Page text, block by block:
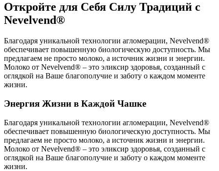
Откройте для Себя Силу Традиций с
Nevelvend®
Благодаря уникальной технологии агломерации, Nevelvend®
обеспечивает повышенную биологическую доступность. Мы
предлагаем не просто молоко, а источник жизни и энергии.
Молоко от Nevelvend® – это эликсир здоровья, созданный с
оглядкой на Ваше благополучие и заботу о каждом моменте
жизни.
Энергия Жизни в Каждой Чашке
Благодаря уникальной технологии агломерации, Nevelvend®
обеспечивает повышенную биологическую доступность. Мы
предлагаем не просто молоко, а источник жизни и энергии.
Молоко от Nevelvend® – это эликсир здоровья, созданный с
оглядкой на Ваше благополучие и заботу о каждом моменте
жизни.